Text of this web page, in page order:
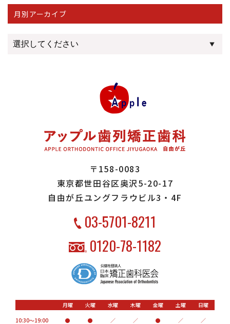
月別アーカイブ
〒158-0083
東京都世田谷区奥沢5-20-17
自由が丘ユングフラウビル3・4F
03-5701-8211
0120-78-1182
月曜 火曜 水曜 木曜 金曜 土曜
日曜
10:30～19:00
● ● ／ ／ ● ／ ／